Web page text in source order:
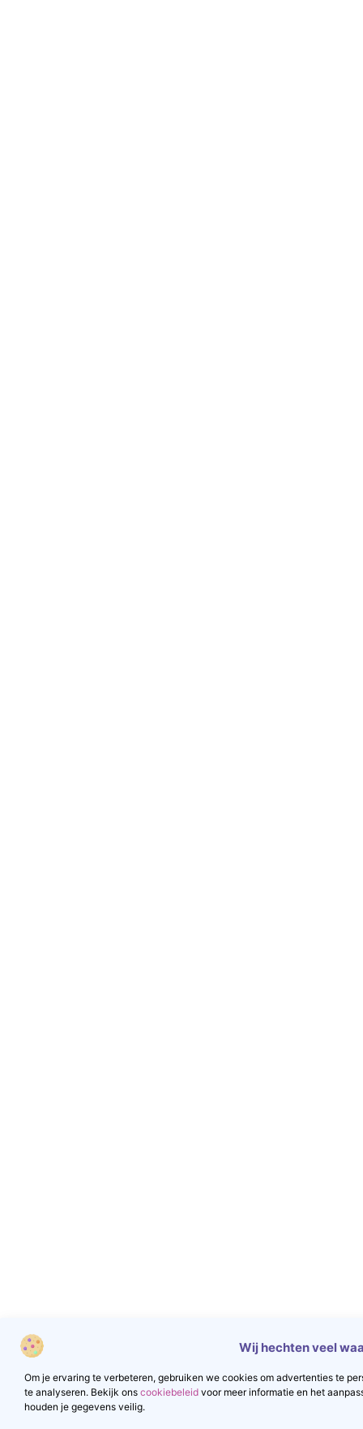
Wij hechten veel
Om je ervaring te verbeteren, gebruiken we cookies om advertenties te
te analyseren. Bekijk ons cookiebeleid voor meer informatie en het
houden je gegevens veilig.